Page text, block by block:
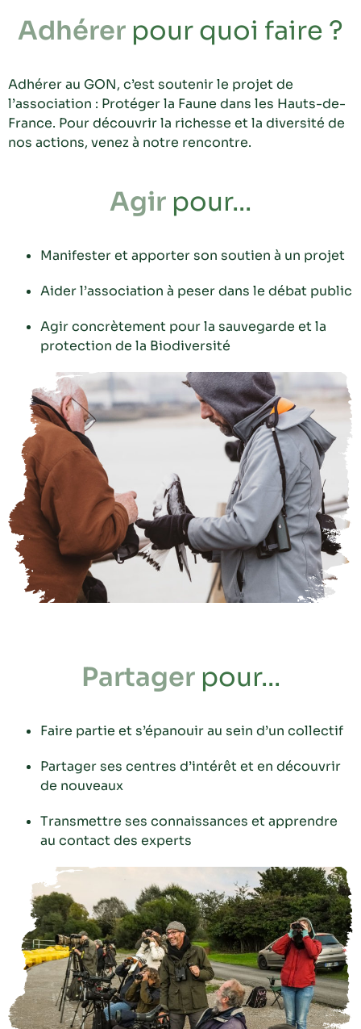
Adhérer pour quoi faire ?
Adhérer au GON, c’est soutenir le projet de
l’association : Protéger la Faune dans les Hauts-de-
France. Pour découvrir la richesse et la diversité de
nos actions, venez à notre rencontre.
Agir pour...
Manifester et apporter son soutien à un projet
Aider l’association à peser dans le débat public
Agir concrètement pour la sauvegarde et la
protection de la Biodiversité
Partager pour...
Faire partie et s’épanouir au sein d’un collectif
Partager ses centres d’intérêt et en découvrir
de nouveaux
Transmettre ses connaissances et apprendre
au contact des experts